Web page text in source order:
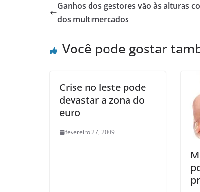
Ganhos dos gestores vão às alturas
dos multimercados
Você pode gostar
Crise no leste pode
devastar a zona do
euro
fevereiro 27, 2009